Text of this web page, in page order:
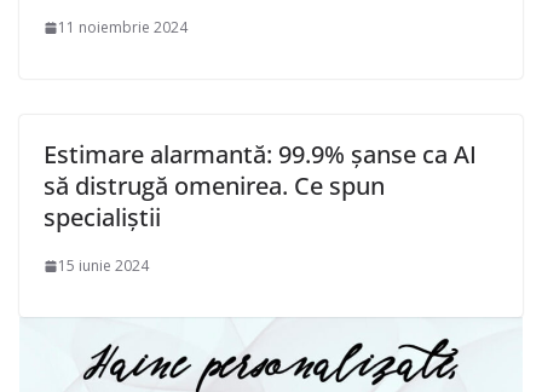
11 noiembrie 2024
Estimare alarmantă: 99.9% șanse ca AI
să distrugă omenirea. Ce spun
specialiștii
15 iunie 2024